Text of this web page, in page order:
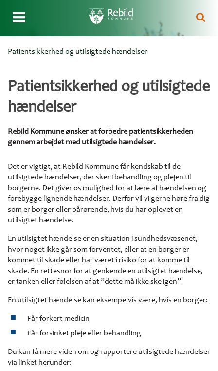
Patientsikkerhed og utilsigtede hændelser
Patientsikkerhed og utilsigtede
hændelser
Rebild Kommune ønsker at forbedre patientsikkerheden
gennem arbejdet med utilsigtede hændelser.
Det er vigtigt, at Rebild Kommune får kendskab til de
utilsigtede hændelser, der sker i behandling og plejen til
borgerne. Det giver os mulighed for at lære af hændelsen og
forebygge lignende hændelser. Derfor vil vi gerne høre fra dig
som er borger eller pårørende, hvis du har oplevet en
utilsigtet hændelse.
En utilsigtet hændelse er en situation i sundhedsvæsenet,
hvor noget ikke går som forventet, eller at en borger er
kommet til skade eller har været i risiko for at komme til
skade. En rettesnor for at genkende en utilsigtet hændelse,
er tanken eller følelsen af at ”dette må ikke ske igen”.
En utilsigtet hændelse kan eksempelvis være, hvis en borger:
Får forkert medicin
Får forsinket pleje eller behandling
Du kan få mere viden om og rapportere utilsigtede hændelser
via linket herunder: